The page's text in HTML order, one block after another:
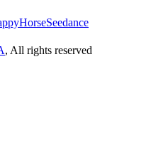
Seedance
, All rights reserved